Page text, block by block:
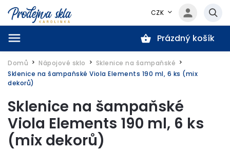
CZK
Prázdný košík
Domů / Nápojové sklo / Sklenice na šampaňské /
Sklenice na šampaňské Viola Elements 190 ml, 6 ks (mix
dekorů)
Sklenice na šampaňské
Viola Elements 190 ml, 6 ks
(mix dekorů)